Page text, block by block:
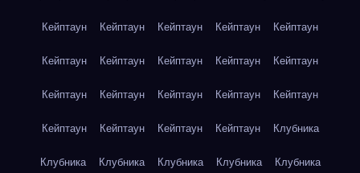
Кейптаун Кейптаун Кейптаун Кейптаун Кейптаун
Кейптаун Кейптаун Кейптаун Кейптаун Кейптаун
Кейптаун Кейптаун Кейптаун Кейптаун Кейптаун
Кейптаун Кейптаун Кейптаун Кейптаун Клубника
Клубника Клубника Клубника Клубника Клубника